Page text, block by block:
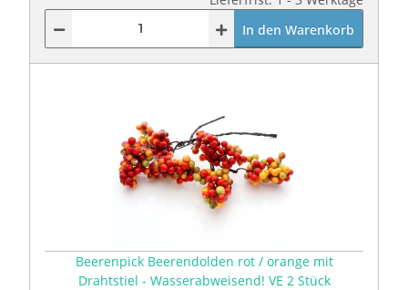
In den Warenkorb
Beerenpick Beerendolden rot / orange mit
Drahtstiel - Wasserabweisend! VE 2 Stück